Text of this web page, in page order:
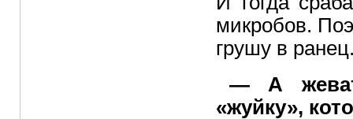
микробов.
грушу в
— А
«жуйку»,